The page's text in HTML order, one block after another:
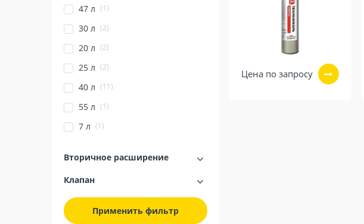
47 л (1)
30 л (2)
20 л (2)
25 л (2)
40 л (11)
55 л (1)
7 л (1)
Вторичное расширение
Клапан
Применить фильтр
Цена по запросу